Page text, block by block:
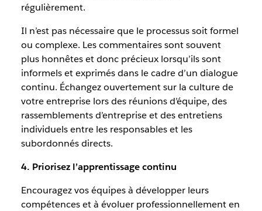
régulièrement.
Il n’est pas nécessaire que le processus soit formel
ou complexe. Les commentaires sont souvent
plus honnêtes et donc précieux lorsqu’ils sont
informels et exprimés dans le cadre d’un dialogue
continu. Échangez ouvertement sur la culture de
votre entreprise lors des réunions d’équipe, des
rassemblements d’entreprise et des entretiens
individuels entre les responsables et les
subordonnés directs.
4. Priorisez l’apprentissage continu
Encouragez vos équipes à développer leurs
compétences et à évoluer professionnellement en